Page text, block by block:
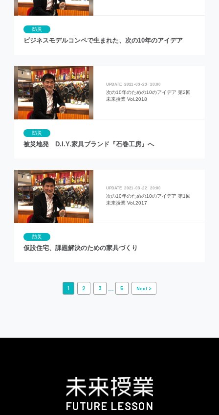
防災
ビジネスモデルコンペで生まれた、次の10年のアイデア
2021 03 23 20:00
次の10年のための10のアイデア 第2回
未来授業 Vol.2018
防災
被災地発 D.I.Y.家具ブランド『石巻工房』へ
2021 03 22 20:00
次の10年のための10のアイデア 第1回
未来授業 Vol.2017
防災
仮設住宅、課題解決のための家具づくり
1 2 3 5 Next >
FUTURE LESSON